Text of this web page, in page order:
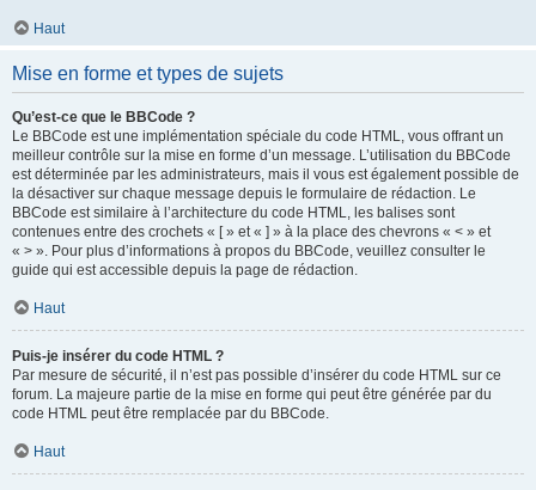
Haut
Mise en forme et types de sujets
Qu’est-ce que le BBCode ?
Le BBCode est une implémentation spéciale du code HTML, vous offrant un
meilleur contrôle sur la mise en forme d’un message. L’utilisation du BBCode
est déterminée par les administrateurs, mais il vous est également possible de
la désactiver sur chaque message depuis le formulaire de rédaction. Le
BBCode est similaire à l’architecture du code HTML, les balises sont
contenues entre des crochets « [ » et « ] » à la place des chevrons « < » et
« > ». Pour plus d’informations à propos du BBCode, veuillez consulter le
guide qui est accessible depuis la page de rédaction.
Haut
Puis-je insérer du code HTML ?
Par mesure de sécurité, il n’est pas possible d’insérer du code HTML sur ce
forum. La majeure partie de la mise en forme qui peut être générée par du
code HTML peut être remplacée par du BBCode.
Haut